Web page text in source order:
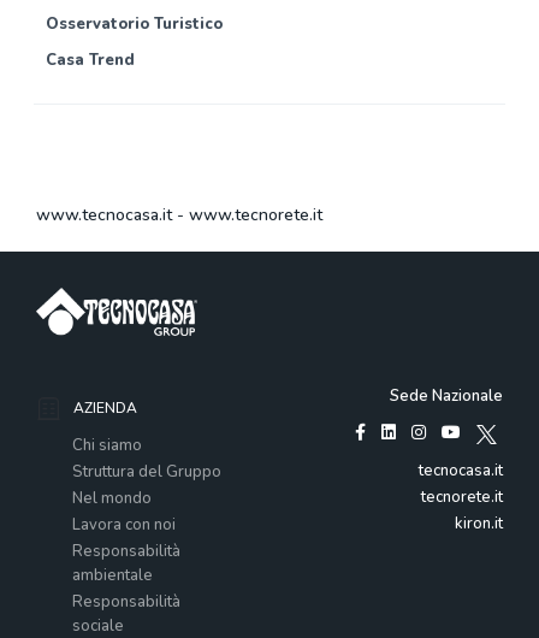
Osservatorio Turistico
Casa Trend
www.tecnocasa.it- www.tecnorete.it
AZIENDA
Chi siamo
Struttura del Gruppo
Nel mondo
Lavora con noi
Responsabilità
ambientale
Responsabilità
sociale
Sede Nazionale
tecnocasa.it
tecnorete.it
kiron.it